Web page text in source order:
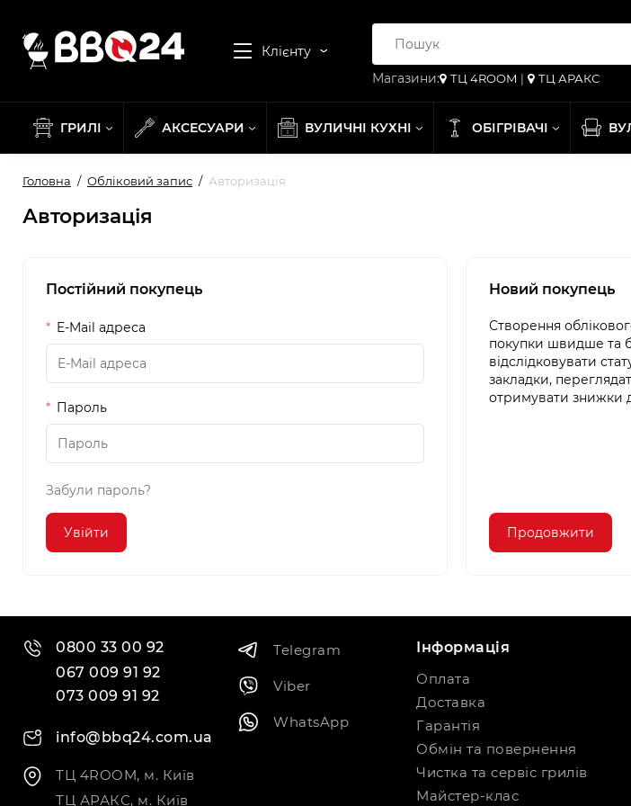
Клієнту
Магазини: ТЦ 4ROOM | ТЦ АРАКС
ГРИЛІ АКСЕСУАРИ ВУЛИЧНІ КУХНІ ОБІГРІВАЧІ
Головна Обліковий запис Авторизація
Авторизація
Постійний покупець
E-Mail адреса
Пароль
Забули пароль?
Новий покупець
Створення
покупки швидше та
відслідковувати
закладки,
отримувати знижки
Продовжити
0800 33 00 92
067 009 91 92
073 009 91 92
info@bbq24.com.ua
ТЦ 4ROOM, м. Київ
ТЦ АРАКС, м. Київ
Telegram
Viber
WhatsApp
Інформація
Оплата
Доставка
Гарантія
Обмін та повернення
Чистка та сервіс грилів
Майстер-клас